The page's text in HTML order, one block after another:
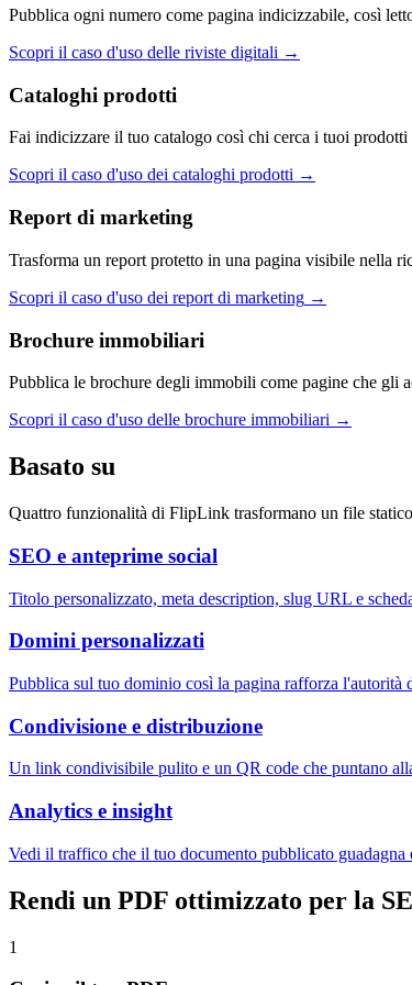
Pubblica ogni numero come pagina indicizzabile, così
Scopri il caso d'uso delle riviste digitali →
Cataloghi prodotti
Fai indicizzare il tuo catalogo così chi cerca i tuoi
Scopri il caso d'uso dei cataloghi prodotti →
Report di marketing
Trasforma un report protetto in una pagina visibile nella
Scopri il caso d'uso dei report di marketing →
Brochure immobiliari
Pubblica le brochure degli immobili come pagine che gli
Scopri il caso d'uso delle brochure immobiliari →
Basato su
Quattro funzionalità di FlipLink trasformano un file
SEO e anteprime social
Titolo personalizzato, meta description, slug URL e
Domini personalizzati
Pubblica sul tuo dominio così la pagina rafforza l'autorità
Condivisione e distribuzione
Un link condivisibile pulito e un QR code che puntano
Analytics e insight
Vedi il traffico che il tuo documento pubblicato guadagna
Rendi un PDF ottimizzato per la
1